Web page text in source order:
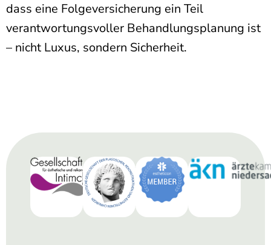
dass eine Folgeversicherung ein Teil
verantwortungsvoller Behandlungsplanung ist
– nicht Luxus, sondern Sicherheit.